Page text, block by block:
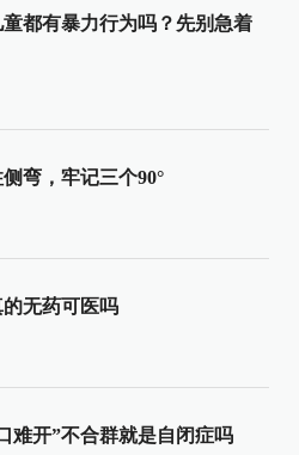
童都有暴力行为吗？先别急着
弯，牢记三个90°
的无药可医吗
难开”不合群就是自闭症吗